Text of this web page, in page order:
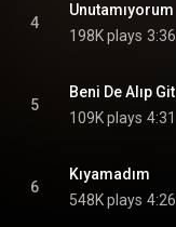
4
Unutamıyorum
198K plays 3:36
5
Beni De Alıp Git
109K plays 4:31
6
Kıyamadım
548K plays 4:26